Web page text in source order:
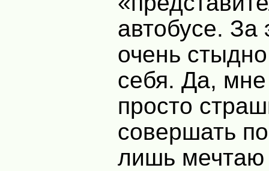
автобусе. За
очень
себя. Да, мне
просто
совершать
лишь мечтаю